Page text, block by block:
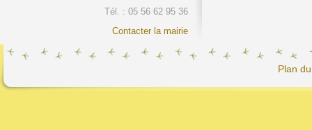
Tél. : 05 56 62 95 36
Contacter la mairie
Plan